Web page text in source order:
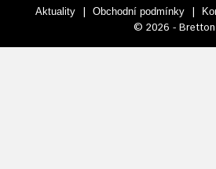
Aktuality | Obchodní podmínky |
© 2026 - Bretton